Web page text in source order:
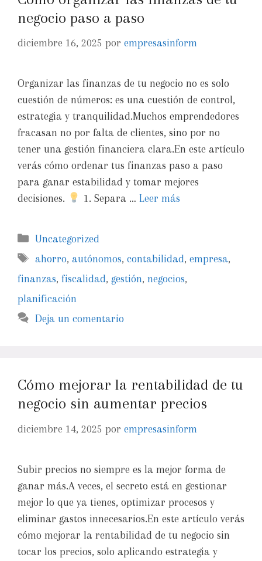
negocio paso a paso
diciembre 16, 2025 por empresasinform
Organizar las finanzas de tu negocio no es solo
cuestión de números: es una cuestión de control,
estrategia y tranquilidad.Muchos emprendedores
fracasan no por falta de clientes, sino por no
tener una gestión financiera clara.En este artículo
verás cómo ordenar tus finanzas paso a paso
para ganar estabilidad y tomar mejores
decisiones.
1. Separa … Leer más
Uncategorized
ahorro,autónomos,contabilidad,empresa,
finanzas, fiscalidad, gestión, negocios,
planificación
Deja un comentario
Cómo mejorar la rentabilidad de tu
negocio sin aumentar precios
diciembre 14, 2025 por empresasinform
Subir precios no siempre es la mejor forma de
ganar más.A veces, el secreto está en gestionar
mejor lo que ya tienes, optimizar procesos y
eliminar gastos innecesarios.En este artículo verás
cómo mejorar la rentabilidad de tu negocio sin
tocar los precios, solo aplicando estrategia y